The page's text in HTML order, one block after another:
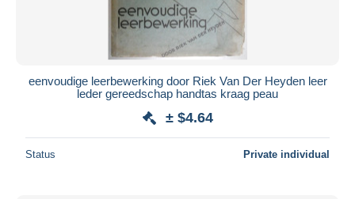
eenvoudige leerbewerking door Riek Van Der Heyden leer
leder gereedschap handtas kraag peau
± $4.64
Status Private individual